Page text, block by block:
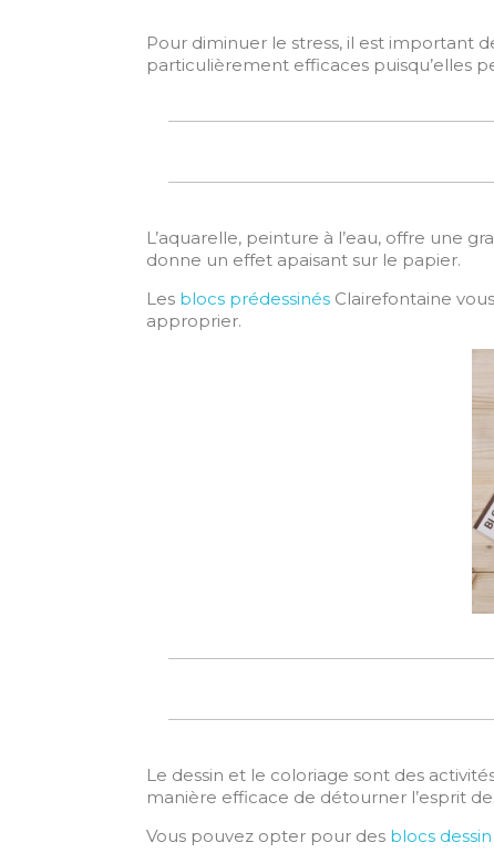
Pour diminuer le stress, il est important
particulièrement efficaces puisqu’elles
L’aquarelle, peinture à l’eau, offre une
donne un effet apaisant sur le papier.
Les blocs prédessinés Clairefontaine
approprier.
Le dessin et le coloriage sont des
manière efficace de détourner l’esprit
Vous pouvez opter pour des blocs dessin